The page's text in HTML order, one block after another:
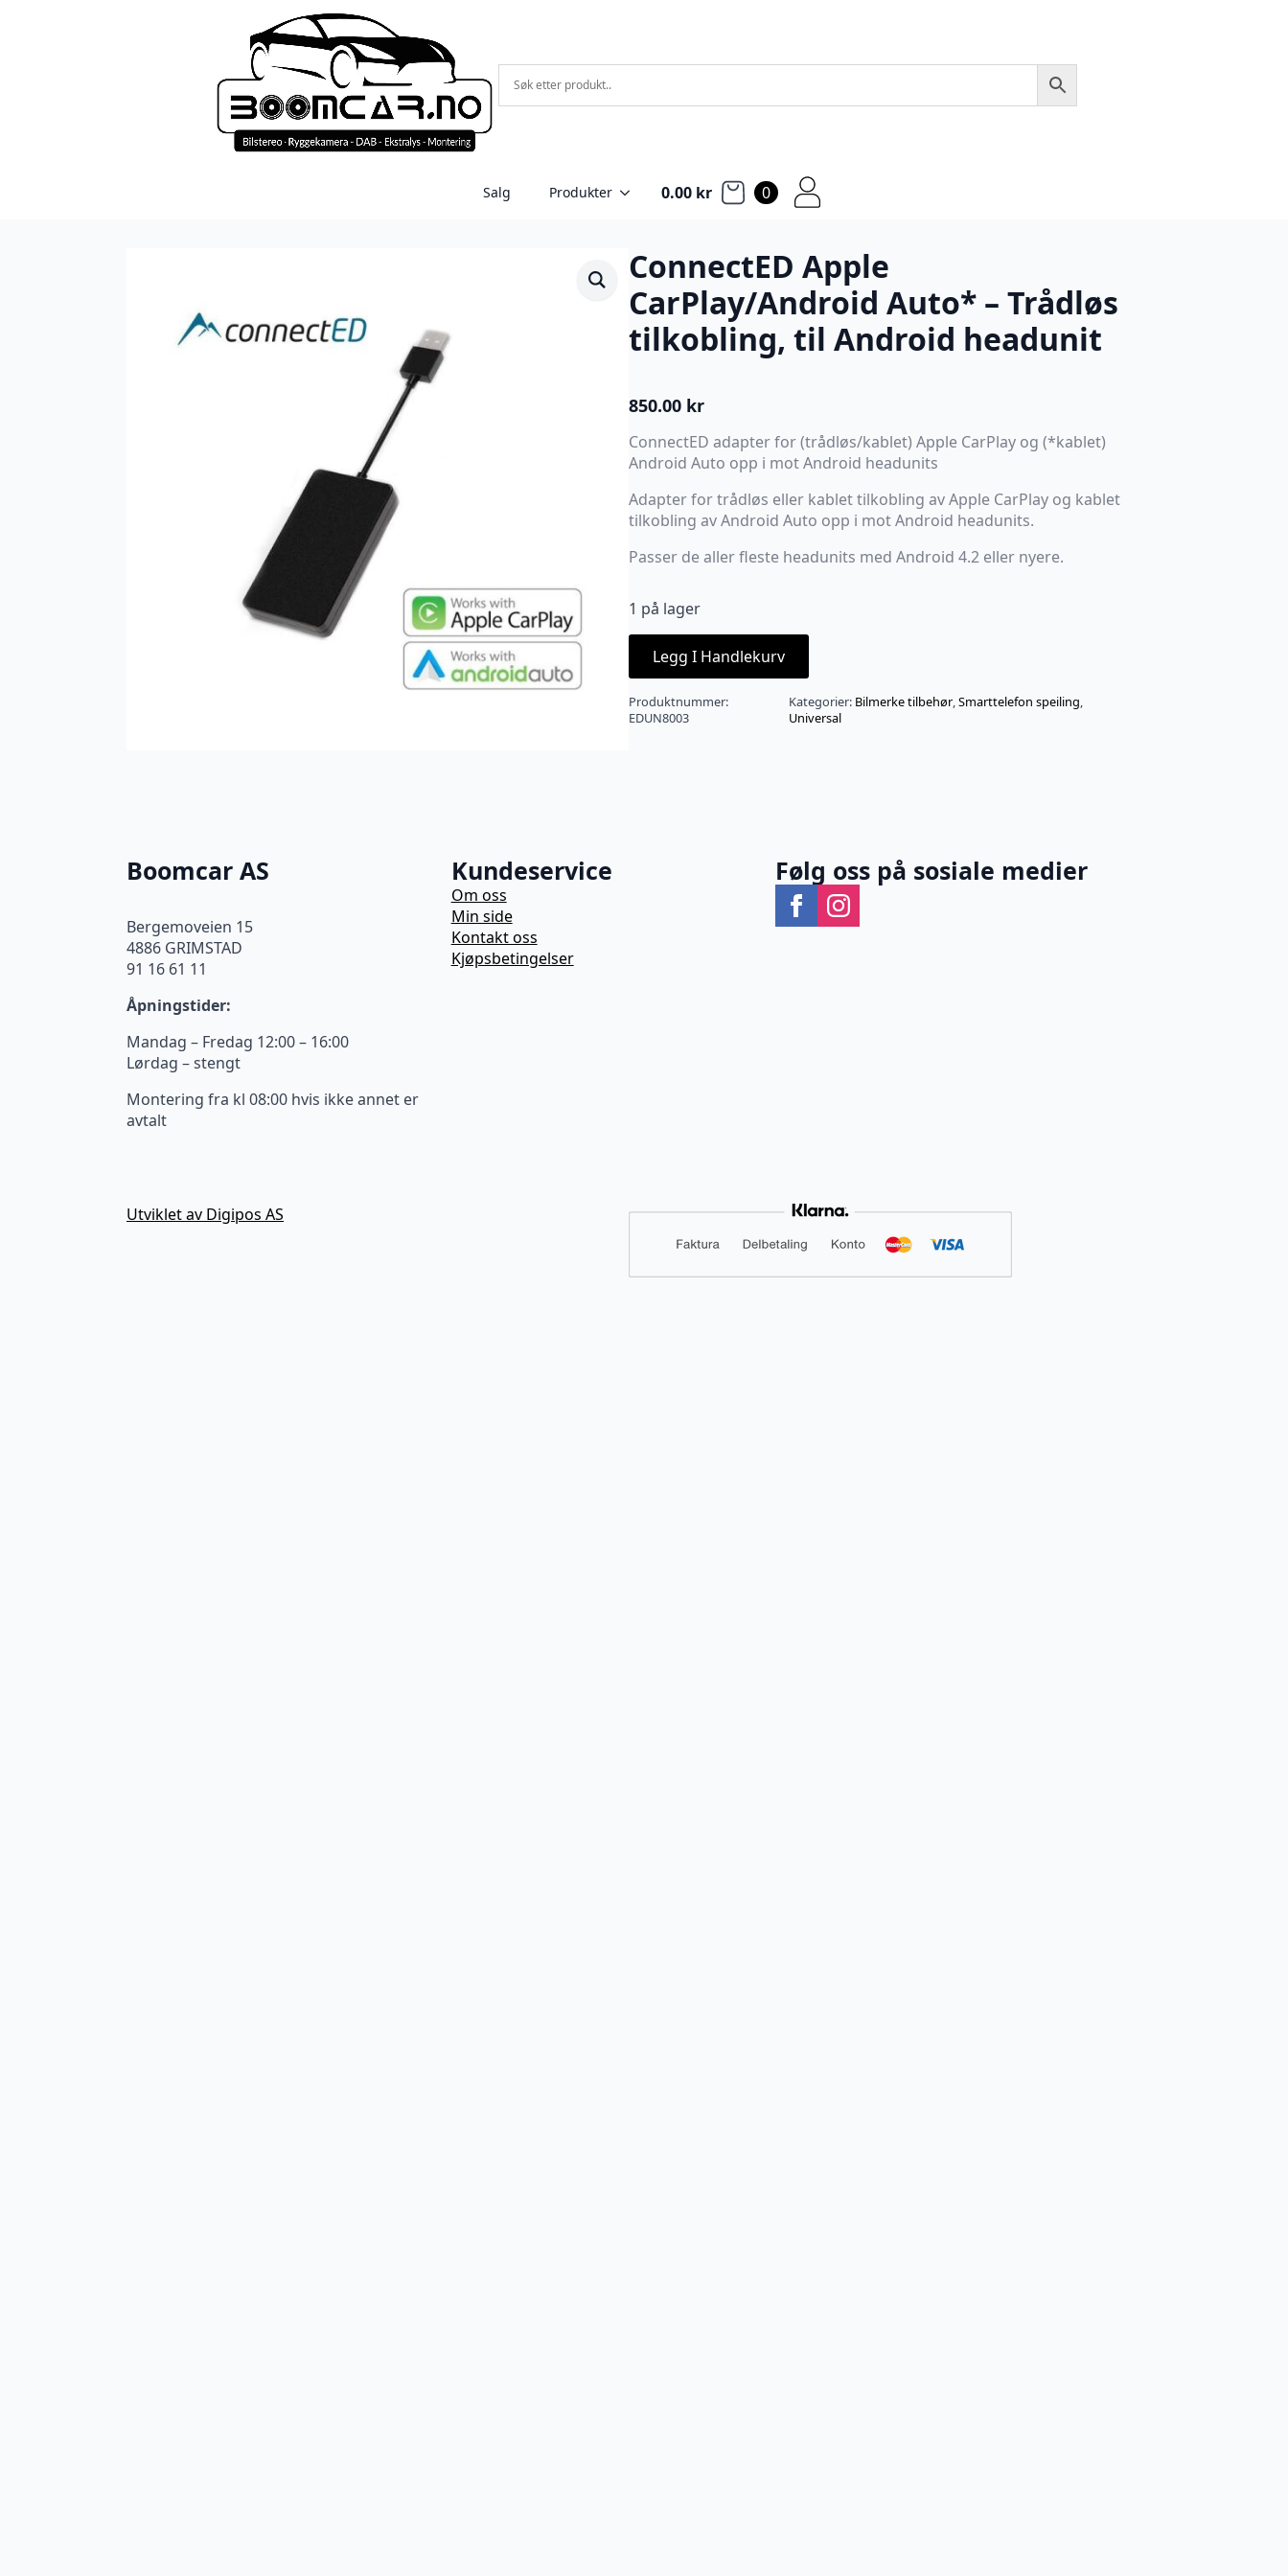
Salg Produkter 0.00 kr 0
ConnectED Apple
CarPlay/Android Auto* – Trådløs
tilkobling, til Android headunit
850.00 kr
ConnectED adapter for (trådløs/kablet) Apple CarPlay og (*kablet)
Android Auto opp i mot Android headunits
Adapter for trådløs eller kablet tilkobling av Apple CarPlay og kablet
tilkobling av Android Auto opp i mot Android headunits.
Passer de aller fleste headunits med Android 4.2 eller nyere.
1 på lager
Legg I Handlekurv
Produktnummer:
EDUN8003
Kategorier: Bilmerke tilbehør,Smarttelefon speiling,
Universal
Boomcar AS
Bergemoveien 15
4886 GRIMSTAD
91 16 61 11
Åpningstider:
Mandag – Fredag 12:00 – 16:00
Lørdag – stengt
Montering fra kl 08:00 hvis ikke annet er
avtalt
Kundeservice
Om oss
Min side
Kontakt oss
Kjøpsbetingelser
Følg oss på sosiale medier
Utviklet av Digipos AS